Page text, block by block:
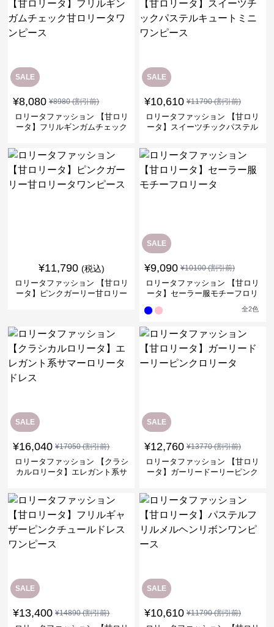
SALE
¥8,080 ¥8980(割引前)
ロリータファッション 【甘ロリ
ータ】フリルギンガムチェック
SALE
¥10,610 ¥11790(割引前)
ロリータファッション 【甘ロリ
ータ】スイーツチックパステル
¥11,790 (税込)
ロリータファッション 【甘ロリ
ータ】ピンクガーリー甘ロリー
SALE
¥9,090 ¥10100(割引前)
ロリータファッション 【甘ロリ
ータ】セーラー服モチーフロリ
全2色
SALE
¥16,040 ¥17050(割引前)
ロリータファッション 【クラシ
カルロリータ】エレガント系サ
SALE
¥12,760 ¥13770(割引前)
ロリータファッション 【甘ロリ
ータ】ガーリードーリーピンク
SALE
¥13,400 ¥14890(割引前)
SALE
¥10,610 ¥11790(割引前)